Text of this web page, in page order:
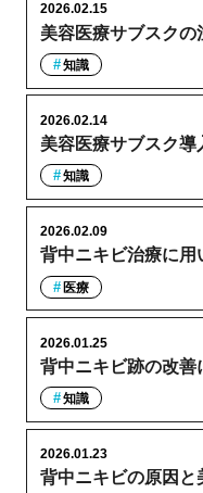
美容医療サブスクの
2026.02.15
知識
美容医療サブスク導
2026.02.14
知識
背中ニキビ治療に用
2026.02.09
医療
背中ニキビ跡の改善
2026.01.25
知識
背中ニキビの原因と
2026.01.23